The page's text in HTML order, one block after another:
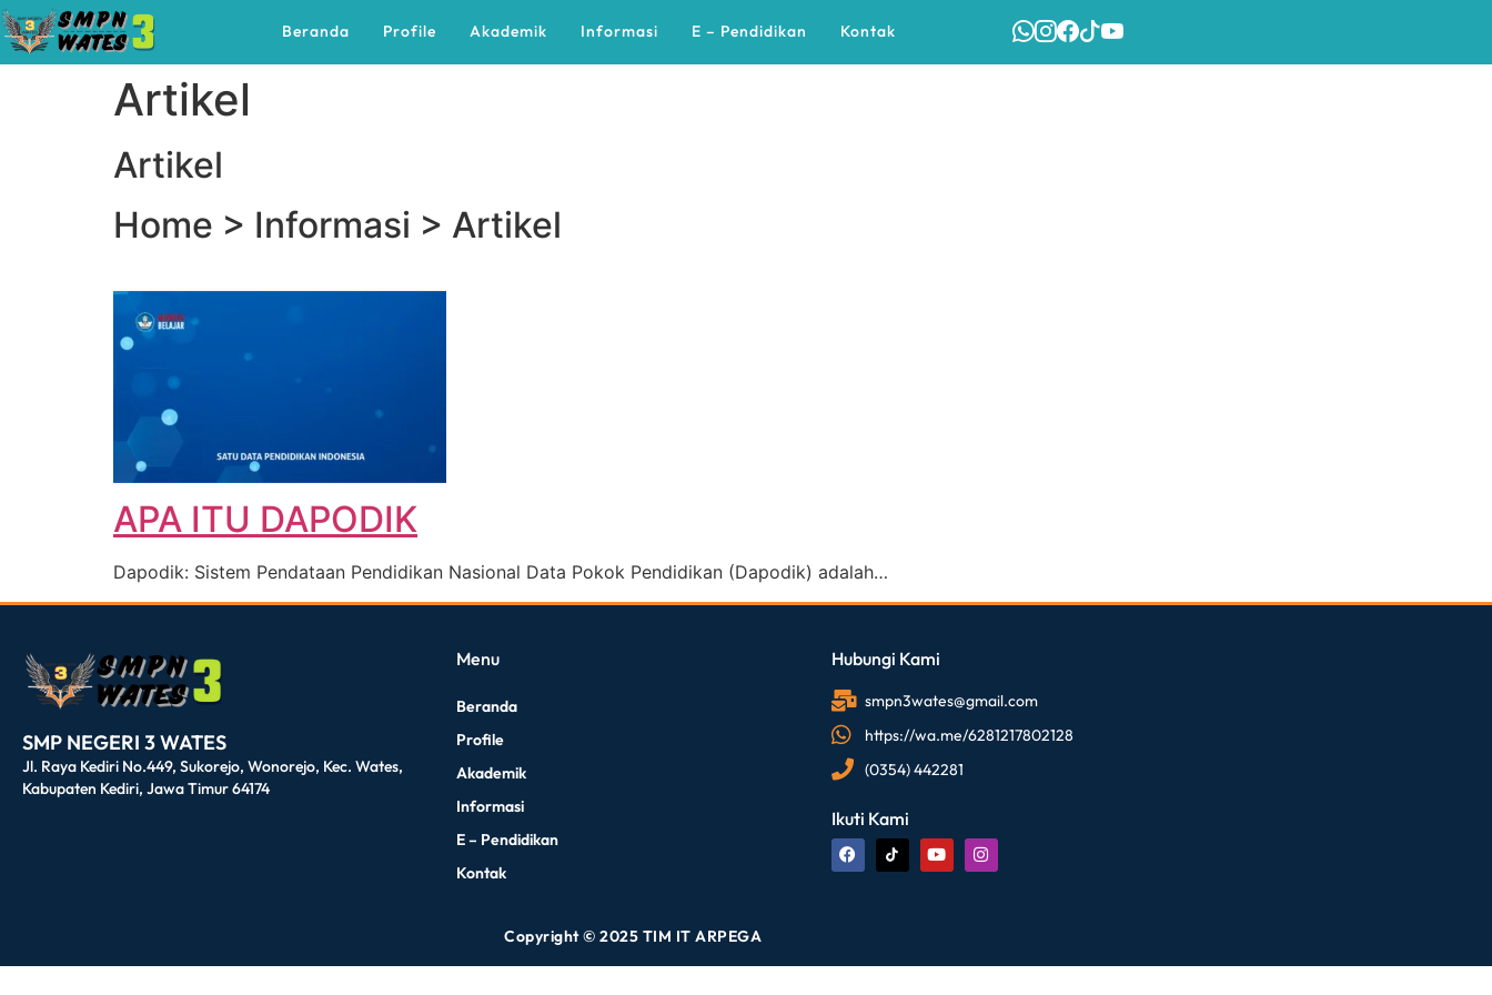
Beranda Profile Akademik Informasi E – Pendidikan Kontak
Artikel
Artikel
Home > Informasi > Artikel
APA ITU DAPODIK
Dapodik: Sistem Pendataan Pendidikan Nasional Data Pokok Pendidikan (Dapodik) adalah…
SMP NEGERI 3 WATES
Jl. Raya Kediri No.449, Sukorejo, Wonorejo, Kec. Wates,
Kabupaten Kediri, Jawa Timur 64174
Menu
Beranda
Profile
Akademik
Informasi
E – Pendidikan
Kontak
Hubungi Kami
smpn3wates@gmail.com
https://wa.me/6281217802128
(0354) 442281
Ikuti Kami
Copyright © 2025 TIM IT ARPEGA